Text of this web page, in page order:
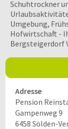
Schuhtrockner
Umgebung,
Hofwirtschaft -
Bergsteigerdorf
Adresse
Pension
Gampenweg 9
6458 Sölden-